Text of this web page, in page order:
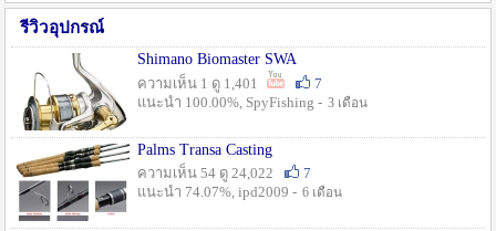
รีวิวอุปกรณ์
Shimano Biomaster SWA
ความเห็น 1 ดู 1,401
7
แนะนำ 100.00%, SpyFishing - 3 เดือน
Palms Transa Casting
ความเห็น 54 ดู 24,022
7
แนะนำ 74.07%, ipd2009 - 6 เดือน